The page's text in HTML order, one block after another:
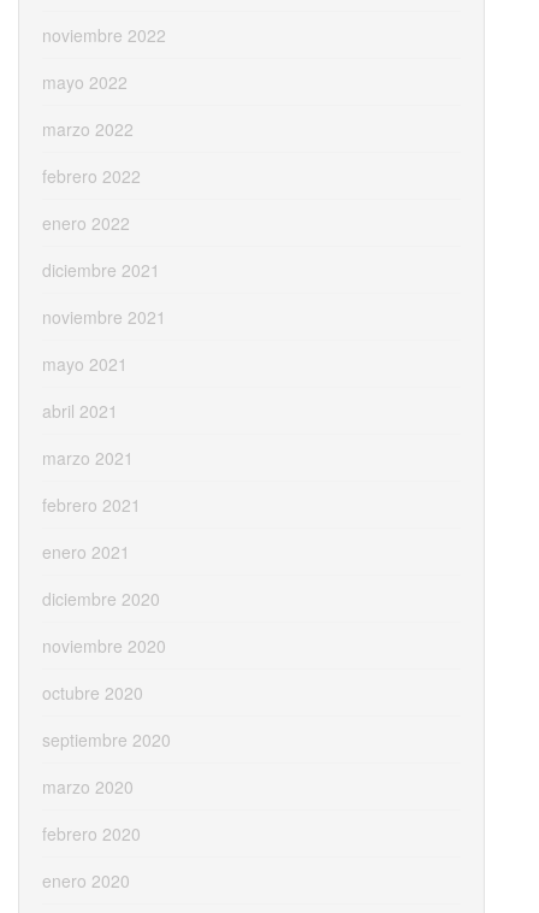
noviembre 2022
mayo 2022
marzo 2022
febrero 2022
enero 2022
diciembre 2021
noviembre 2021
mayo 2021
abril 2021
marzo 2021
febrero 2021
enero 2021
diciembre 2020
noviembre 2020
octubre 2020
septiembre 2020
marzo 2020
febrero 2020
enero 2020